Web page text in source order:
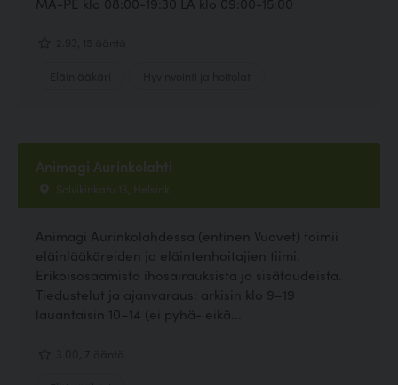
Animagi Aurinkolahti
Solvikinkatu 13, Helsinki
Animagi Aurinkolahdessa (entinen Vuovet) toimii
eläinlääkäreiden ja eläintenhoitajien tiimi.
Erikoisosaamista ihosairauksista ja sisätaudeista.
Tiedustelut ja ajanvaraus: arkisin klo 9–19
lauantaisin 10–14 (ei pyhä- eikä...